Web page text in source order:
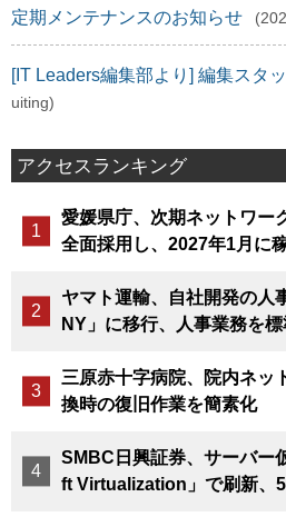
定期メンテナンスのお知らせ
[IT Leaders編集部より] 編集スタ
uiting)
アクセスランキング
愛媛県庁、次期ネットワー
全面採用し、2027年1月に
ヤマト運輸、自社開発の人
NY」に移行、人事業務を
三原赤十字病院、院内ネッ
換時の復旧作業を簡素化
SMBC日興証券、サーバー
ft Virtualization」で刷新、